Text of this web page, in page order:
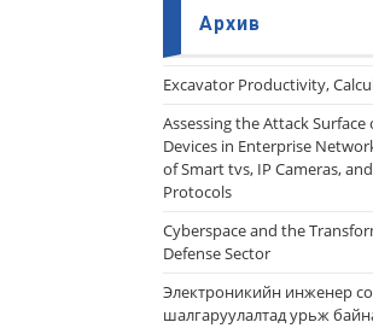
Архив
Еxcavator Productivity,
Assessing the Attack
Devices in Enterprise
of Smart tvs, IP Cameras,
Protocols
Cyberspace and the
Defense Sector
Электроникийн инженер
шалгаруулалтад урьж